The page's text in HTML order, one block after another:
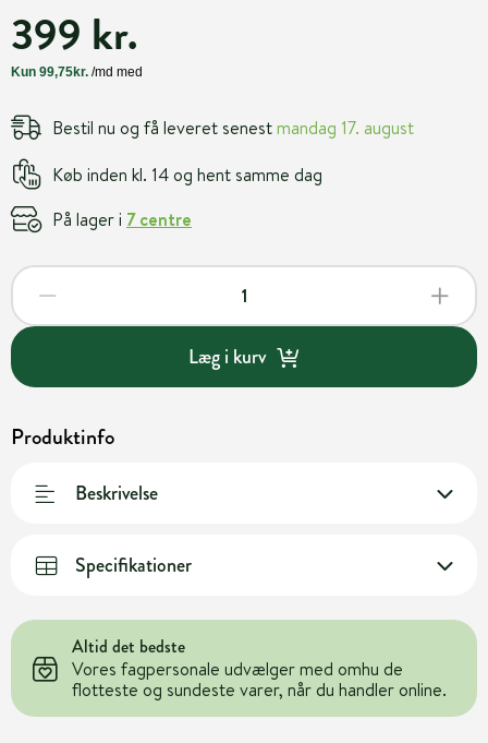
399 kr.
Bestil nu og få leveret senestmandag 17. august
Køb inden kl. 14 og hent samme dag
På lager i 7 centre
Læg i kurv
Produktinfo
Beskrivelse
Specifikationer
Altid det bedste
Vores fagpersonale udvælger med omhu de
flotteste og sundeste varer, når du handler online.